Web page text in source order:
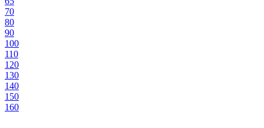
70
80
90
100
110
120
130
140
150
160